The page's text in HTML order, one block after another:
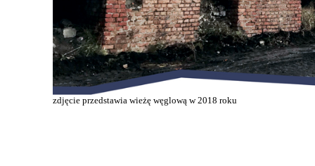
zdjęcie przedstawia wieżę węglową w 2018 roku